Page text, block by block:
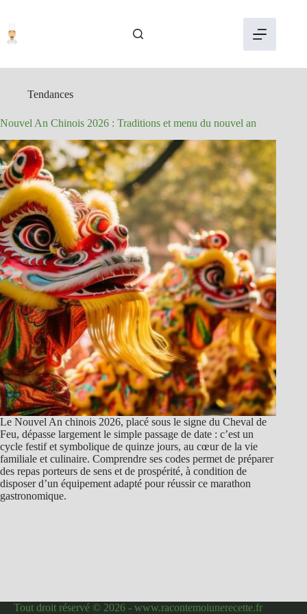
contenu
Tendances
Nouvel An Chinois 2026 : Traditions et menu du nouvel an
Le Nouvel An chinois 2026, placé sous le signe du Cheval de
Feu, dépasse largement le simple passage de date : c’est un
cycle festif et symbolique de quinze jours, au cœur de la vie
familiale et culinaire. Comprendre ses codes permet de préparer
des repas porteurs de sens et de prospérité, à condition de
disposer d’un équipement adapté pour réussir ce marathon
gastronomique.
Tout droit réservé © 2026 - www.racontemoiunerecette.fr